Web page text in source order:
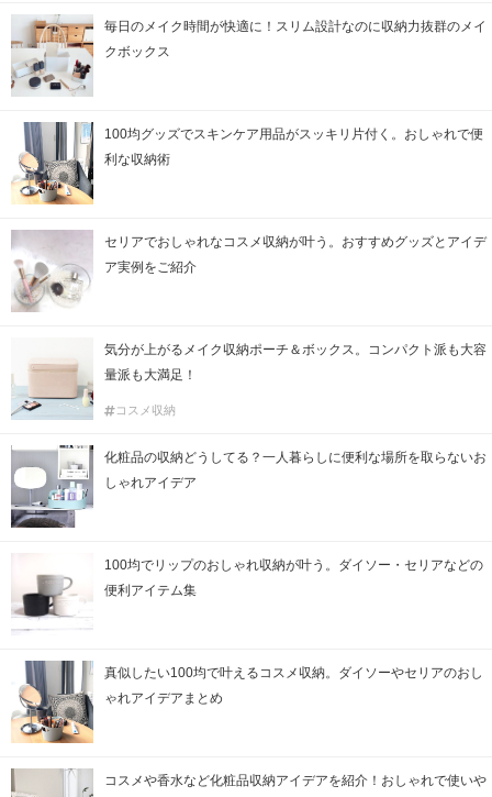
毎日のメイク時間が快適に！スリム設計なのに収納力抜群のメイ
クボックス
100均グッズでスキンケア用品がスッキリ片付く。おしゃれで便
利な収納術
セリアでおしゃれなコスメ収納が叶う。おすすめグッズとアイデ
ア実例をご紹介
気分が上がるメイク収納ポーチ＆ボックス。コンパクト派も大容
量派も大満足！
コスメ収納
化粧品の収納どうしてる？一人暮らしに便利な場所を取らないお
しゃれアイデア
100均でリップのおしゃれ収納が叶う。ダイソー・セリアなどの
便利アイテム集
真似したい100均で叶えるコスメ収納。ダイソーやセリアのおし
ゃれアイデアまとめ
コスメや香水など化粧品収納アイデアを紹介！おしゃれで使いや